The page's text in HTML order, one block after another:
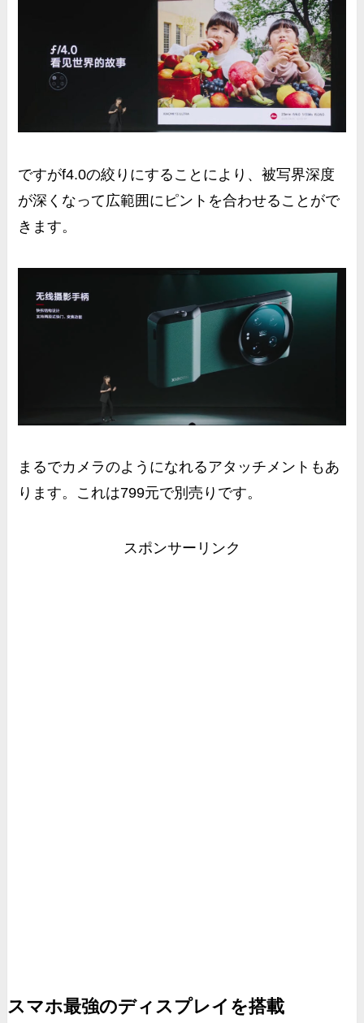
ですがf4.0の絞りにすることにより、被写界深度
が深くなって 広範囲にピントを合わせることがで
きます。
まるでカメラのようになれるアタッチメントもあ
ります。これは799元で別売りです。
スポンサーリンク
スマホ最強のディスプレイを搭載